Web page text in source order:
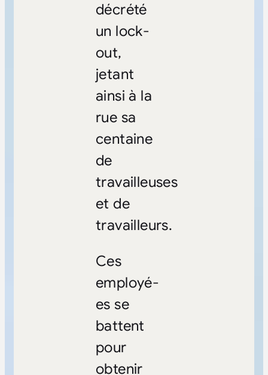
décrété
un lock-
out,
jetant
ainsi à la
rue sa
centaine
de
travailleuses
et de
travailleurs.
Ces
employé-
es se
battent
pour
obtenir